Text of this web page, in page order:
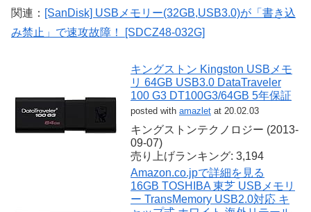
関連： [SanDisk] USBメモリー(32GB,USB3.0)が「書き込
み禁止」で速攻故障！ [SDCZ48-032G]
キングストン Kingston USBメモ
リ 64GB USB3.0 DataTraveler
100 G3 DT100G3/64GB 5年保証
posted with amazlet at 20.02.03
キングストンテクノロジー (2013-
09-07)
売り上げランキング: 3,194
Amazon.co.jpで詳細を見る
16GB TOSHIBA 東芝 USBメモリ
ー TransMemory USB2.0対応 キ